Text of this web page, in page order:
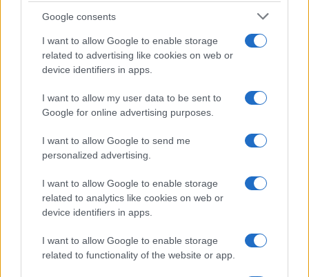
Google consents
I want to allow Google to enable storage
related to advertising like cookies on web or
device identifiers in apps.
I want to allow my user data to be sent to
Google for online advertising purposes.
I want to allow Google to send me
personalized advertising.
I want to allow Google to enable storage
related to analytics like cookies on web or
device identifiers in apps.
I want to allow Google to enable storage
related to functionality of the website or app.
Aguacate en la cocina: 10 recetas rápidas y deliciosas
Lucía Fernández · 4 Ago 2026